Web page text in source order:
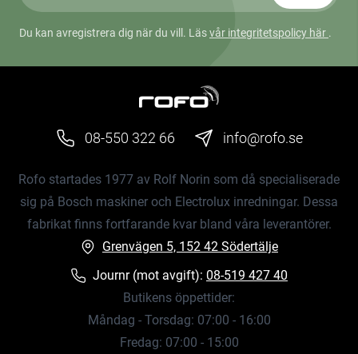
Du kan avregistrera dig när du vill. Läsvår integritetspolicy här .
08-550 322 66 info@rofo.se
Rofo startades 1977 av Rolf Norin som då specialiserade
sig på Bosch maskiner och Electrolux inredningar. Dessa
fabrikat finns fortfarande kvar bland våra leverantörer.
Grenvägen 5, 152 42 Södertälje
Journr (mot avgift): 08-519 427 40
Butikens öppettider:
Måndag - Torsdag: 07:00 - 16:00
Fredag: 07:00 - 15:00